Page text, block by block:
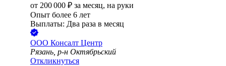
от 200 000 ₽ за месяц, на руки
Опыт более 6 лет
Выплаты: Два раза в месяц
ООО Консалт Центр
Рязань, р-н Октябрьский
Откликнуться